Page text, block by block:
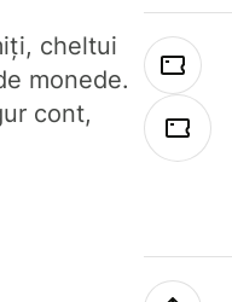
cheltui
monede.
cont,